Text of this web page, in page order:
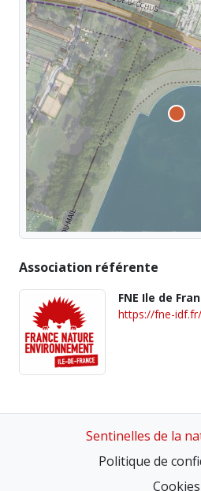
Association référente
FNE Ile de
https://fne-idf.fr/
Sentinelles de la
Politique de
Cookies